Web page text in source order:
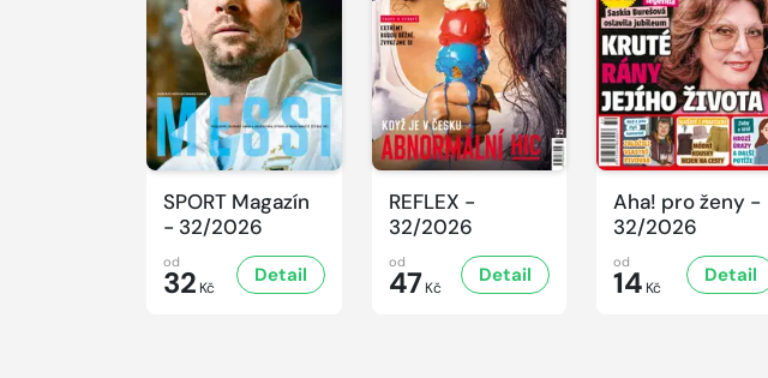
SPORT Magazín
- 32/2026
od
32 Kč
Detail
REFLEX -
32/2026
od
47 Kč
Detail
Aha! pro ženy -
32/2026
od
14 Kč
Detail